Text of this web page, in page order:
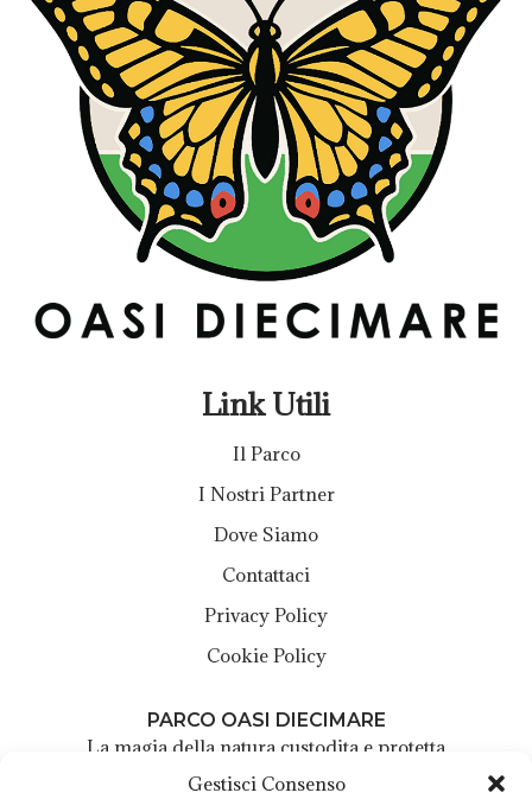
Gestisci Consenso
Link Utili
Il Parco
I Nostri Partner
Dove Siamo
Contattaci
Privacy Policy
Cookie Policy
PARCO OASI DIECIMARE
La magia della natura custodita e protetta
Centro Visite Parco Oasi Diecimare